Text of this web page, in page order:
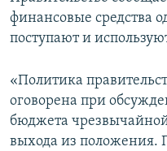
финансовые средства
поступают и
«Политика
оговорена при
бюджета
выхода из положения.